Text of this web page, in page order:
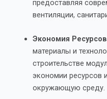
предоставляя
вентиляции,
Экономия
материалы и
строительстве
экономии ресурсов
окружающую среду.